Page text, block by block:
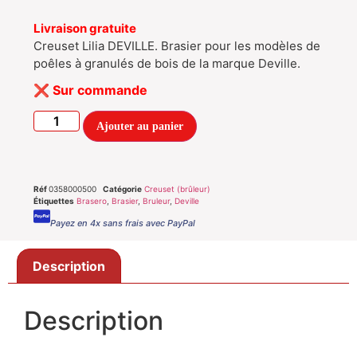
Livraison gratuite
Creuset Lilia DEVILLE. Brasier pour les modèles de
poêles à granulés de bois de la marque Deville.
Sur commande
Ajouter au panier
Réf0358000500 Catégorie Creuset (brûleur)
Étiquettes Brasero Brasier, Bruleur, Deville
Payez en 4x sans frais avec PayPal
Description
Description